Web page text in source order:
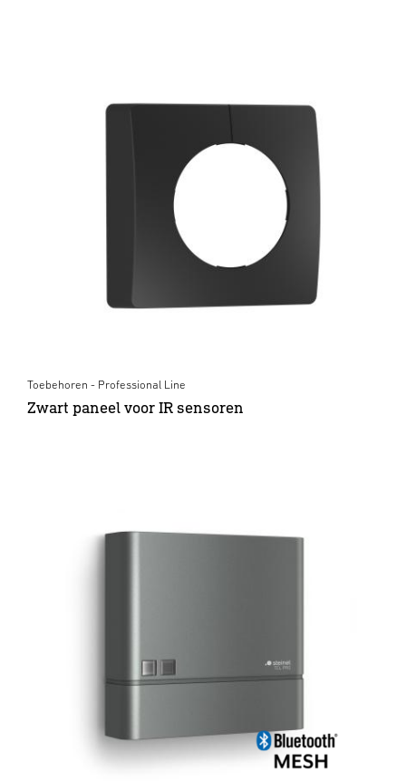
Toebehoren - Professional Line
Zwart paneel voor IR sensoren